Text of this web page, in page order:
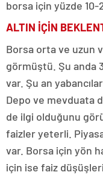
borsa için yüzde 10-
ALTIN İÇİN
Borsa orta ve uzun
görmüştü. Şu anda
var. Şu an
Depo ve mevduata
de ilgi olduğunu
faizler yeterli.
var. Borsa için yön
için ise faiz